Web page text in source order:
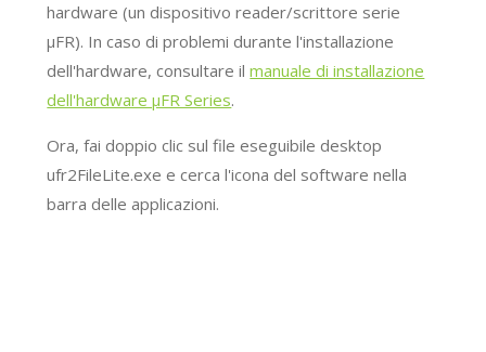
hardware (un dispositivo reader/scrittore serie
μFR). In caso di problemi durante l'installazione
dell'hardware, consultare ilmanuale di installazione
dell'hardware μFR Series.
Ora, fai doppio clic sul file eseguibile desktop
ufr2FileLite.exe e cerca l'icona del software nella
barra delle applicazioni.